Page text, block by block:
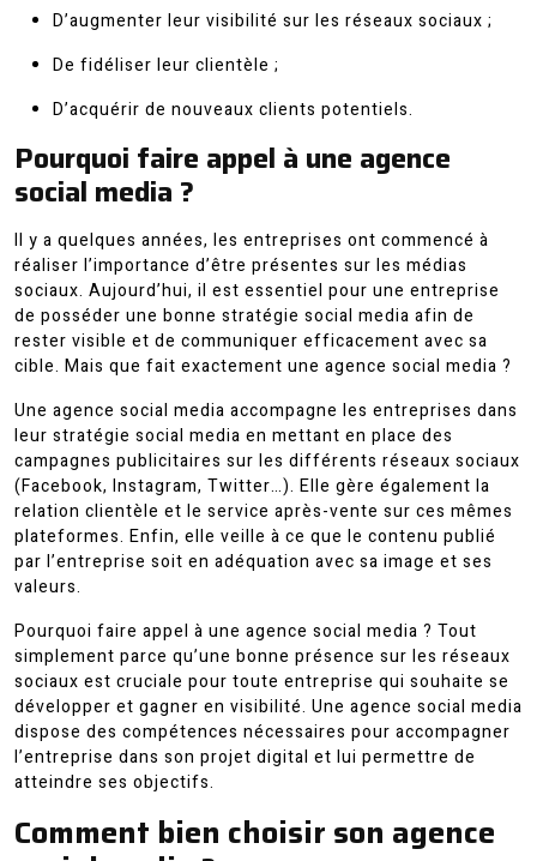
D’augmenter leur visibilité sur les réseaux sociaux ;
De fidéliser leur clientèle ;
D’acquérir de nouveaux clients potentiels.
Pourquoi faire appel à une agence
social media ?
Il y a quelques années, les entreprises ont commencé à
réaliser l’importance d’être présentes sur les médias
sociaux. Aujourd’hui, il est essentiel pour une entreprise
de posséder une bonne stratégie social media afin de
rester visible et de communiquer efficacement avec sa
cible. Mais que fait exactement une agence social media ?
Une agence social media accompagne les entreprises dans
leur stratégie social media en mettant en place des
campagnes publicitaires sur les différents réseaux sociaux
(Facebook, Instagram, Twitter…). Elle gère également la
relation clientèle et le service après-vente sur ces mêmes
plateformes. Enfin, elle veille à ce que le contenu publié
par l’entreprise soit en adéquation avec sa image et ses
valeurs.
Pourquoi faire appel à une agence social media ? Tout
simplement parce qu’une bonne présence sur les réseaux
sociaux est cruciale pour toute entreprise qui souhaite se
développer et gagner en visibilité. Une agence social media
dispose des compétences nécessaires pour accompagner
l’entreprise dans son projet digital et lui permettre de
atteindre ses objectifs.
Comment bien choisir son agence